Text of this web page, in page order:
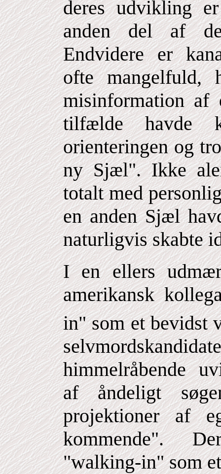
deres udvikling
anden del af
Endvidere er
ofte mangelfuld,
misinformation
tilfælde havde
orienteringen og
ny Sjæl". Ikke
totalt med
en anden Sjæl
naturligvis skabte
I en ellers
amerikansk
in" som et bevidst
himmelråbende
af åndeligt
projektioner af
kommende".
"walking-in" som